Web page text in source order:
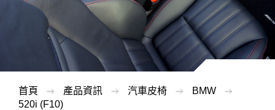
首頁 產品資訊 汽車皮椅
BMW
520i (F10)